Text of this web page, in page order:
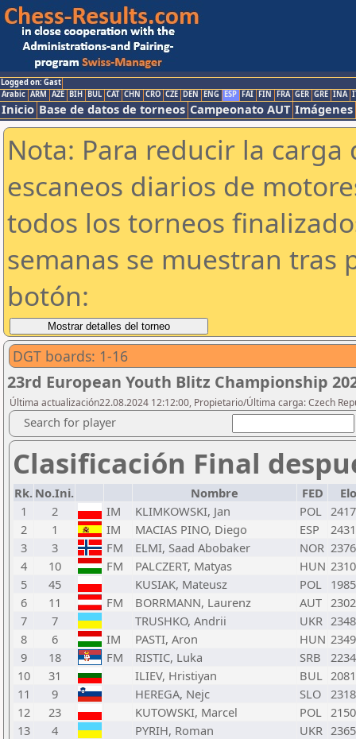
Logged on: Gast
Arabic ARM AZE BIH BUL CAT CHN CRO CZE DEN ENG ESP FAI FIN FRA GER GRE INA
Inicio Base de datos de torneos Campeonato AUT Imágenes
Nota: Para reducir la
escaneos diarios de
todos los torneos
semanas se muestran tras
botón:
DGT boards: 1-16
23rd European Youth Blitz Championship
Última actualización22.08.2024 12:12:00, Propietario/Última carga: Czech
Search for player
Clasificación Final
Rk. No.Ini. Nombre FED
Elo
1
2 IM KLIMKOWSKI, Jan POL 2417
2
1 IM MACIAS PINO, Diego ESP
2431
3
3 FM ELMI, Saad Abobaker NOR 2376
4
10 FM PALCZERT, Matyas HUN 2310
5
45 KUSIAK, Mateusz POL 1985
6
11 FM BORRMANN, Laurenz AUT 2302
7
7 TRUSHKO, Andrii UKR 2348
8
6 IM PASTI, Aron HUN 2349
9
18 FM RISTIC, Luka SRB
2234
10
31 ILIEV, Hristiyan BUL 2081
11
9 HEREGA, Nejc SLO 2318
12
23 KUTOWSKI, Marcel POL 2150
13
4 PYRIH, Roman UKR 2365